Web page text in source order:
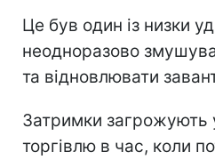
Це був один із низки
неодноразово
та відновлювати
Затримки загрожують
торгівлю в час, коли